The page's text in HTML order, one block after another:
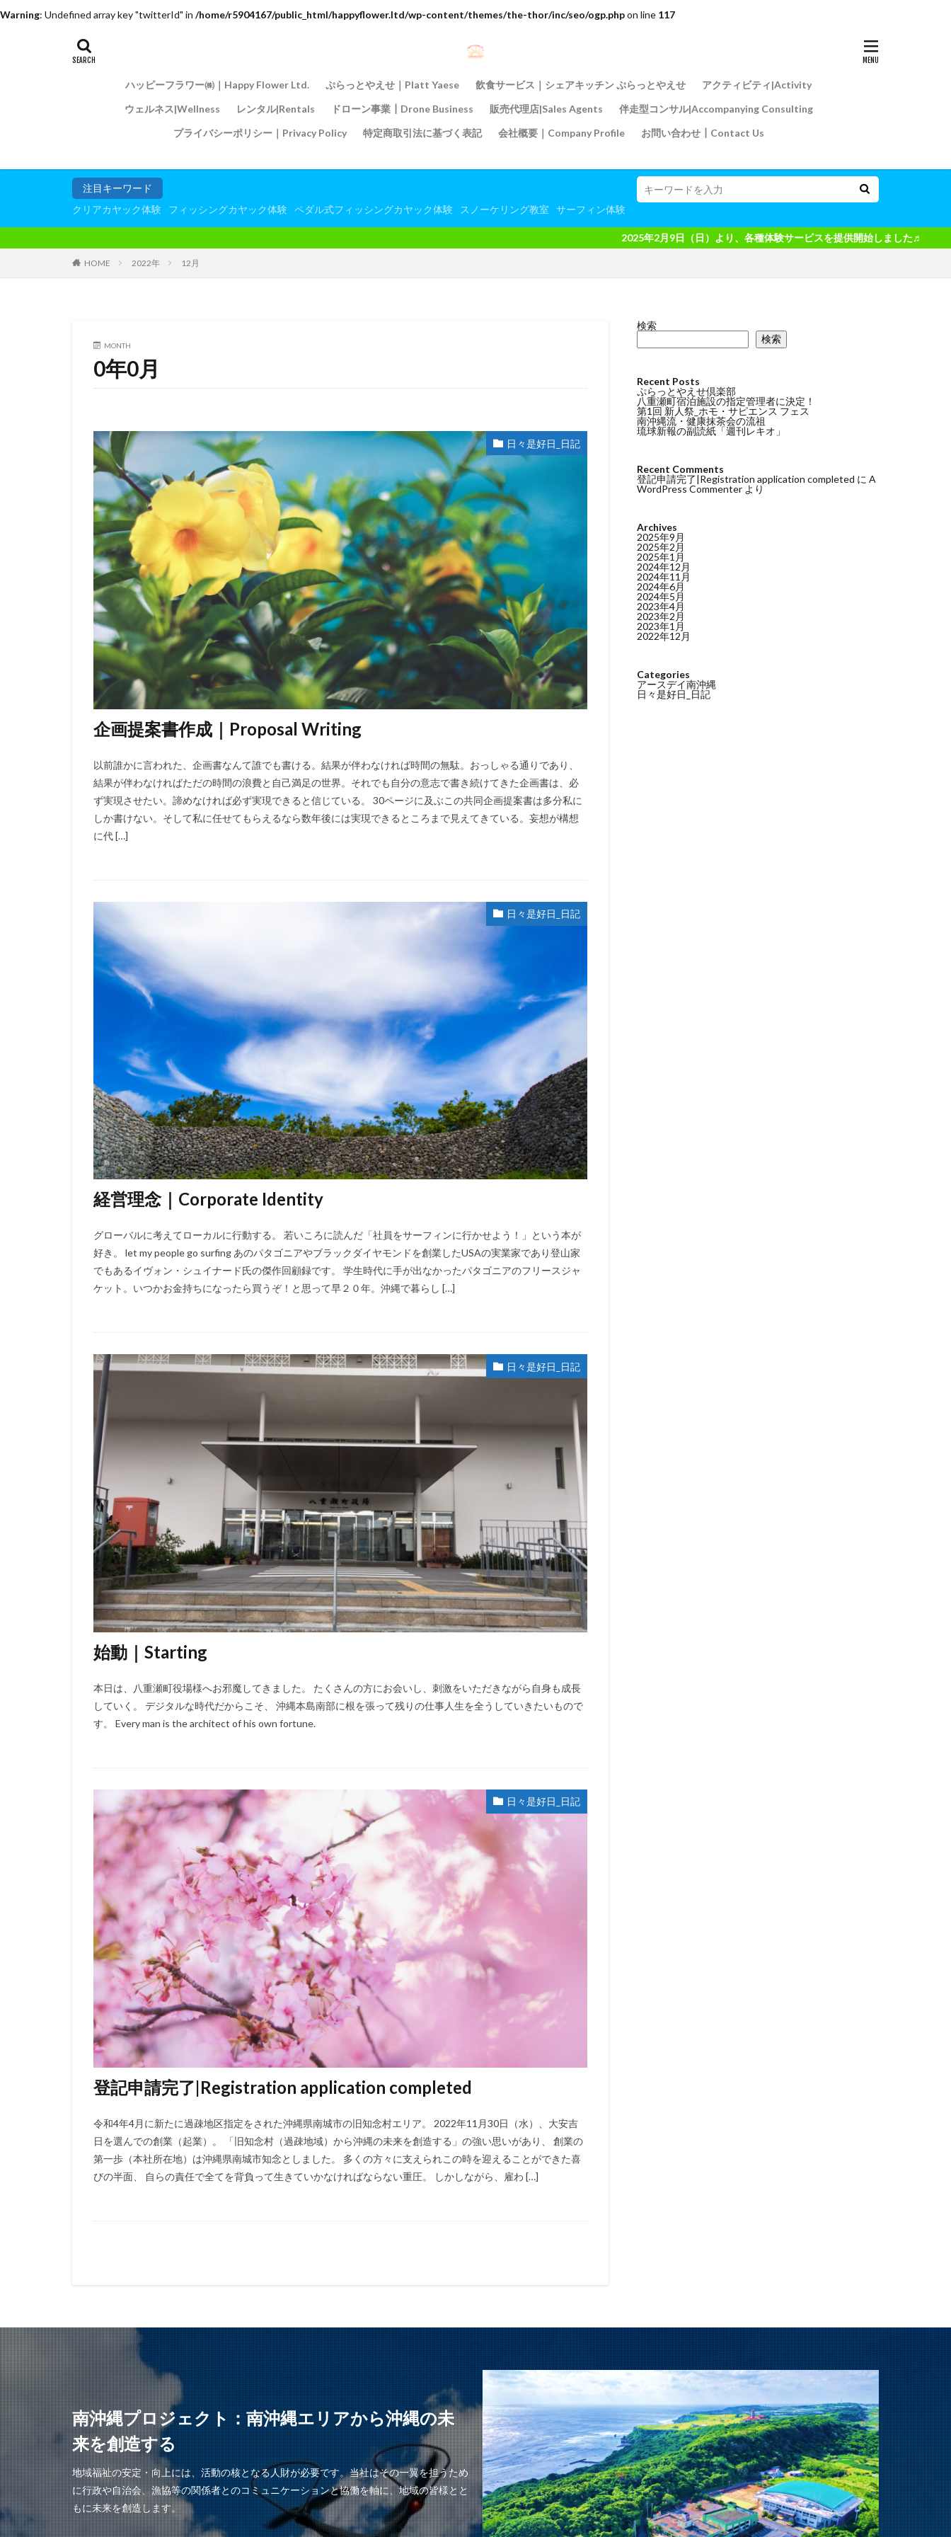
Warning: Undefined array key "twitterId" in /home/r5904167/public_html/happyflower.ltd/wp-content/themes/the-thor/inc/seo/ogp.phpon line 117
ハッピーフラワー㈱｜Happy Flower Ltd. ぷらっとやえせ｜Platt Yaese 飲食サービス｜シェアキッチン ぷらっとやえせ
アクティビティ|Activity
ウェルネス|Wellness
レンタル|Rentals ドローン事業┃Drone Business 販売代理店|Sales Agents
伴走型コンサル|Accompanying Consulting
プライバシーポリシー｜Privacy Policy
特定商取引法に基づく表記 会社概要｜Company Profile お問い合わせ┃Contact Us
注目キーワード
クリアカヤック体験
フィッシングカヤック体験 ペダル式フィッシングカヤック体験 スノーケリング教室 サーフィン体験
2025年2月9日（日）より、各種体験サービスを提供開始しました♬
HOME 2022年 12月
MONTH
0年0月
日々是好日_日記
企画提案書作成｜Proposal Writing
以前誰かに言われた、企画書なんて誰でも書ける。結果が伴わなければ時間の無駄。おっしゃる通りであり、
結果が伴わなければただの時間の浪費と自己満足の世界。それでも自分の意志で書き続けてきた企画書は、必
ず実現させたい。諦めなければ必ず実現できると信じている。 30ページに及ぶこの共同企画提案書は多分私に
しか書けない。そして私に任せてもらえるなら数年後には実現できるところまで見えてきている。妄想が構想
に代 […]
日々是好日_日記
経営理念｜Corporate Identity
グローバルに考えてローカルに行動する。 若いころに読んだ「社員をサーフィンに行かせよう！」という本が
好き。 let my people go surfing あのパタゴニアやブラックダイヤモンドを創業したUSAの実業家であり登山家
でもあるイヴォン・シュイナード氏の傑作回顧録です。 学生時代に手が出なかったパタゴニアのフリースジャ
ケット。いつかお金持ちになったら買うぞ！と思って早２０年。沖縄で暮らし […]
日々是好日_日記
始動｜Starting
本日は、八重瀬町役場様へお邪魔してきました。 たくさんの方にお会いし、刺激をいただきながら自身も成長
していく。 デジタルな時代だからこそ、 沖縄本島南部に根を張って残りの仕事人生を全うしていきたいもので
す。 Every man is the architect of his own fortune.
日々是好日_日記
登記申請完了|Registration application completed
令和4年4月に新たに過疎地区指定をされた沖縄県南城市の旧知念村エリア。 2022年11月30日（水）、大安吉
日を選んでの創業（起業）。 「旧知念村（過疎地域）から沖縄の未来を創造する」の強い思いがあり、 創業の
第一歩（本社所在地）は沖縄県南城市知念としました。 多くの方々に支えられこの時を迎えることができた喜
びの半面、 自らの責任で全てを背負って生きていかなければならない重圧。 しかしながら、雇わ […]
検索
検索
Recent Posts
ぷらっとやえせ倶楽部
八重瀬町宿泊施設の指定管理者に決定！
第1回 新人祭_ホモ・サピエンス フェス
南沖縄流・健康抹茶会の流祖
琉球新報の副読紙「週刊レキオ」
Recent Comments
登記申請完了|Registration application completed に A
WordPress Commenter より
Archives
2025年9月
2025年2月
2025年1月
2024年12月
2024年11月
2024年6月
2024年5月
2023年4月
2023年2月
2023年1月
2022年12月
Categories
アースデイ南沖縄
日々是好日_日記
南沖縄プロジェクト：南沖縄エリアから沖縄の未
来を創造する
地域福祉の安定・向上には、活動の核となる人財が必要です。当社はその一翼を担うため
に行政や自治会、漁協等の関係者とのコミュニケーションと協働を軸に、地域の皆様とと
もに未来を創造します。